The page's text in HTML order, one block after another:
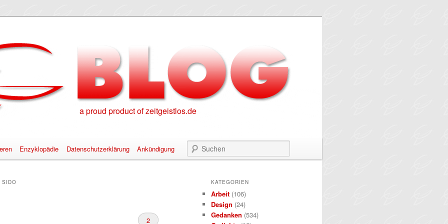
a proud product of zeitgeistlos.de
springen
springen
Enzyklopädie Datenschutzerklärung Ankündigung
SIDO
2
KATEGORIEN
Arbeit (106)
Design (24)
Gedanken (534)